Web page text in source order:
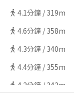
4.1分鐘 / 319m
4.6分鐘 / 358m
4.3分鐘 / 340m
4.4分鐘 / 355m
4.2分鐘 / 342m